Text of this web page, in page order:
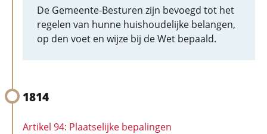
De Gemeente-Besturen zijn bevoegd tot het
regelen van hunne huishoudelijke belangen,
op den voet en wijze bij de Wet bepaald.
1814
Artikel 94: Plaatselijke bepalingen